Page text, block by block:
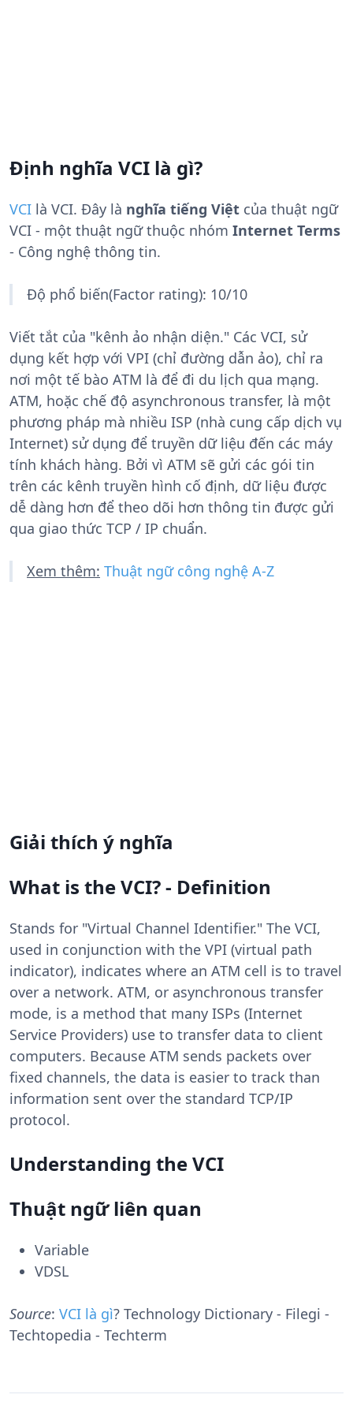
Định nghĩa VCI là gì?
VCI là VCI. Đây là nghĩa tiếng Việt của thuật ngữ
VCI - một thuật ngữ thuộc nhóm Internet Terms
- Công nghệ thông tin.
Độ phổ biến(Factor rating): 10/10
Viết tắt của "kênh ảo nhận diện." Các VCI, sử
dụng kết hợp với VPI (chỉ đường dẫn ảo), chỉ ra
nơi một tế bào ATM là để đi du lịch qua mạng.
ATM, hoặc chế độ asynchronous transfer, là một
phương pháp mà nhiều ISP (nhà cung cấp dịch vụ
Internet) sử dụng để truyền dữ liệu đến các máy
tính khách hàng. Bởi vì ATM sẽ gửi các gói tin
trên các kênh truyền hình cố định, dữ liệu được
dễ dàng hơn để theo dõi hơn thông tin được gửi
qua giao thức TCP / IP chuẩn.
Xem thêm: Thuật ngữ công nghệ A-Z
Giải thích ý nghĩa
What is the VCI? - Definition
Stands for "Virtual Channel Identifier." The VCI,
used in conjunction with the VPI (virtual path
indicator), indicates where an ATM cell is to travel
over a network. ATM, or asynchronous transfer
mode, is a method that many ISPs (Internet
Service Providers) use to transfer data to client
computers. Because ATM sends packets over
fixed channels, the data is easier to track than
information sent over the standard TCP/IP
protocol.
Understanding the VCI
Thuật ngữ liên quan
Variable
VDSL
Source: VCI là gì? Technology Dictionary - Filegi -
Techtopedia - Techterm